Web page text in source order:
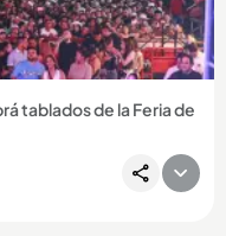
tablados de la Feria de